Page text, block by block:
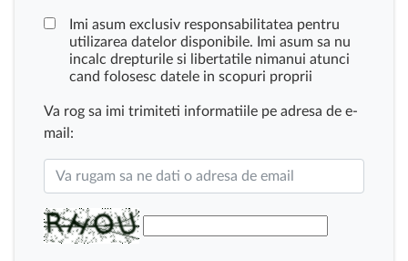
Imi asum exclusiv responsabilitatea pentru
utilizarea datelor disponibile. Imi asum sa nu
incalc drepturile si libertatile nimanui atunci
cand folosesc datele in scopuri proprii
Va rog sa imi trimiteti informatiile pe adresa de e-
mail: